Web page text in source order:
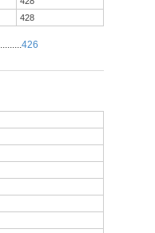
428
426